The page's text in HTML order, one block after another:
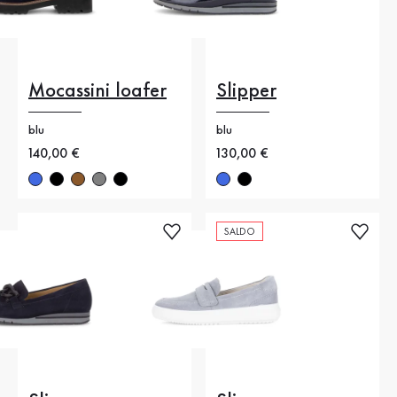
Mocassini loafer
blu
Nuovo prezzo
140,00 €
Slipper
blu
Nuovo prezzo
130,00 €
SALDO